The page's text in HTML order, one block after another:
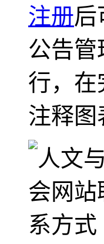
注册后
公告
行，在
注释图